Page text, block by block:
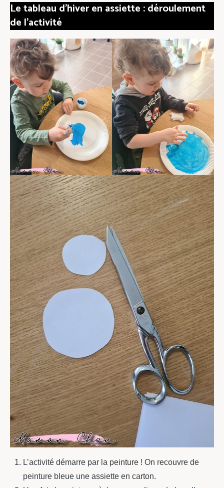
Le tableau d’hiver en assiette : déroulement
de l’activité
L’activité démarre par la peinture ! On recouvre de
peinture bleue une assiette en carton.